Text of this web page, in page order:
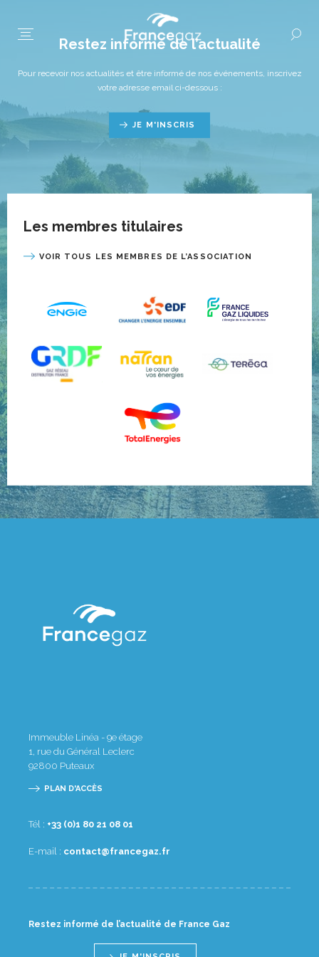
Restez informé de l’actualité
Pour recevoir nos actualités et être informé de nos événements, inscrivez
votre adresse email ci-dessous :
JE M'INSCRIS
Les membres titulaires
VOIR TOUS LES MEMBRES DE L’ASSOCIATION
Immeuble Linéa - 9e étage
1, rue du Général Leclerc
92800 Puteaux
PLAN D'ACCÈS
Tél : 10 80 12 08 1(0) 33+
E-mail : rf.zagecnarf@tcatnoc
Restez informé de l’actualité de France Gaz